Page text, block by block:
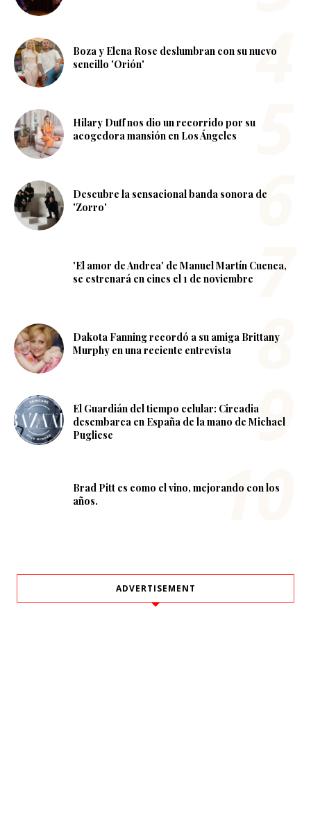
Boza y Elena Rose deslumbran con su nuevo
sencillo 'Orión'
Hilary Duff nos dio un recorrido por su
acogedora mansión en Los Ángeles
Descubre la sensacional banda sonora de
'Zorro'
'El amor de Andrea' de Manuel Martín Cuenca,
se estrenará en cines el 1 de noviembre
Dakota Fanning recordó a su amiga Brittany
Murphy en una reciente entrevista
El Guardián del tiempo celular: Circadia
desembarca en España de la mano de Michael
Pugliese
Brad Pitt es como el vino, mejorando con los
años.
ADVERTISEMENT